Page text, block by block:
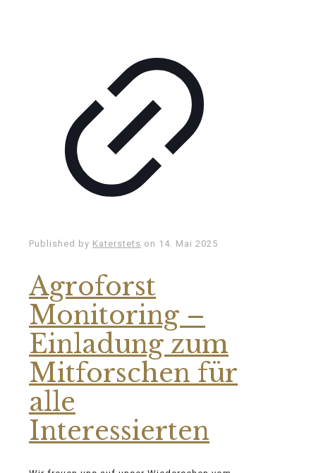
Published by Katerstets on 14. Mai 2025
Agroforst
Monitoring –
Einladung zum
Mitforschen für
alle
Interessierten